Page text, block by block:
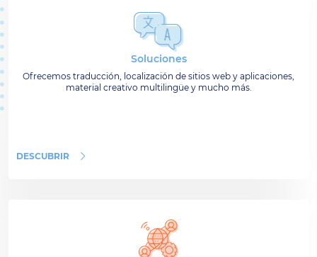
Soluciones
Ofrecemos traducción, localización de sitios web y aplicaciones,
material creativo multilingüe y mucho más.
DESCUBRIR